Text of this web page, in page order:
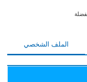
الملف الشخصي